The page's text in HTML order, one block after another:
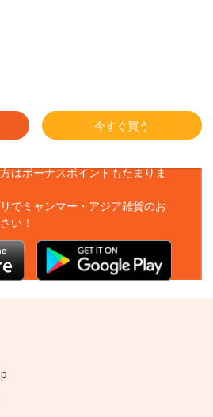
今すぐ買う
はボーナスポイントもたまりま
でミャンマー・アジア雑貨のお
い！